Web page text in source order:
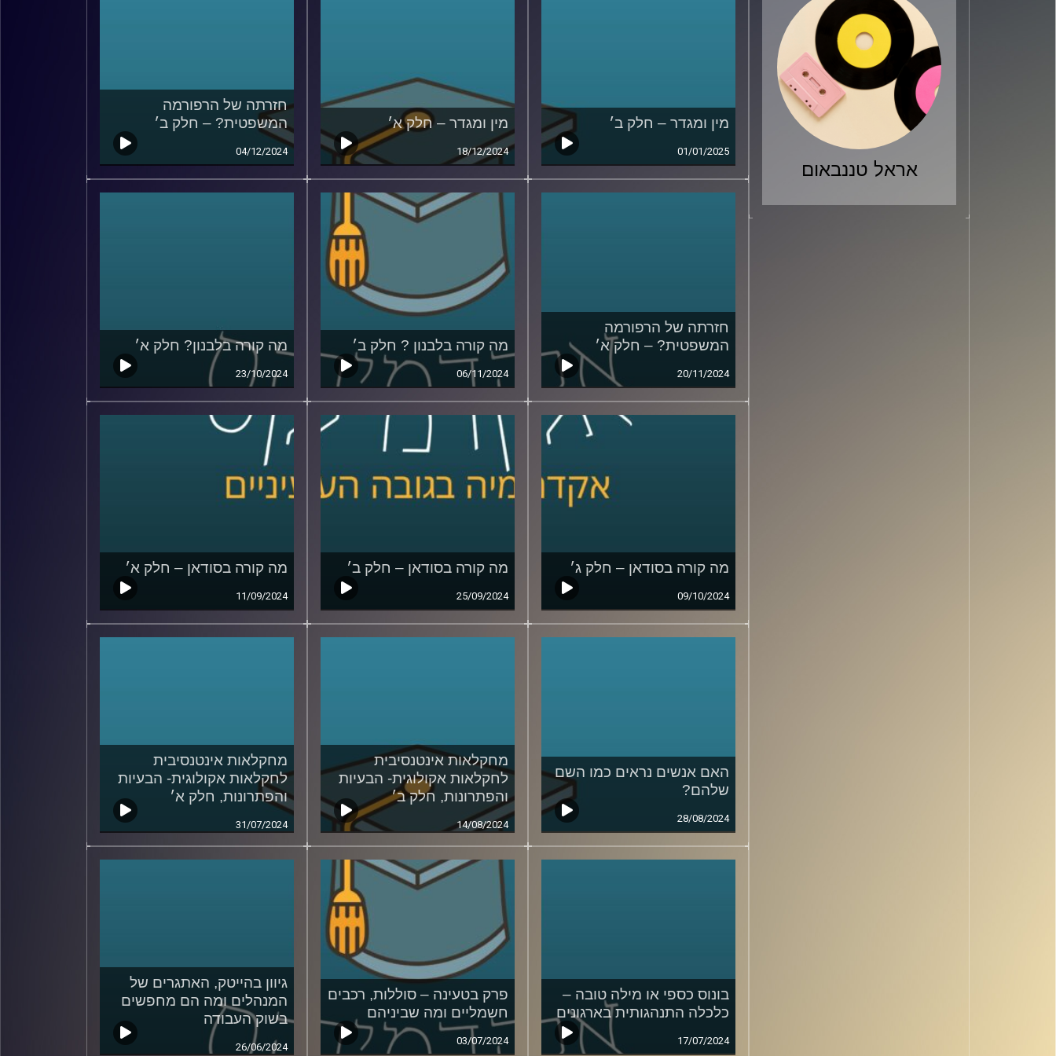
אראל טננבאום
מין ומגדר – חלק ב׳
01/01/2025
מין ומגדר – חלק א׳
18/12/2024
חזרתה של הרפורמה
המשפטית? – חלק ב׳
04/12/2024
חזרתה של הרפורמה
המשפטית? – חלק א׳
20/11/2024
מה קורה בלבנון ? חלק ב׳
06/11/2024
מה קורה בלבנון? חלק א׳
23/10/2024
מה קורה בסודאן – חלק ג׳
09/10/2024
מה קורה בסודאן – חלק ב׳
25/09/2024
מה קורה בסודאן – חלק א׳
11/09/2024
האם אנשים נראים כמו השם
שלהם?
28/08/2024
מחקלאות אינטנסיבית
לחקלאות אקולוגית- הבעיות
והפתרונות, חלק ב׳
14/08/2024
מחקלאות אינטנסיבית
לחקלאות אקולוגית- הבעיות
והפתרונות, חלק א׳
31/07/2024
בונוס כספי או מילה טובה –
כלכלה התנהגותית בארגונים
17/07/2024
פרק בטעינה – סוללות, רכבים
חשמליים ומה שביניהם
03/07/2024
גיוון בהייטק, האתגרים של
המנהלים ומה הם מחפשים
בשוק העבודה
26/06/2024